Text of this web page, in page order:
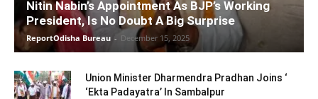
Nitin Nabin’s Appointment As BJP’s Working
President, Is No Doubt A Big Surprise
ReportOdisha Bureau - December 15, 2025
Union Minister Dharmendra Pradhan Joins ‘
‘Ekta Padayatra’ In Sambalpur